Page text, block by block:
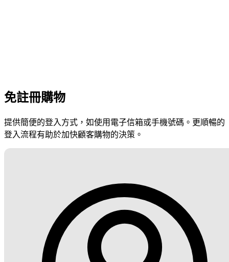
免註冊購物
提供簡便的登入方式，如使用電子信箱或手機號碼。更順暢的
登入流程有助於加快顧客購物的決策。